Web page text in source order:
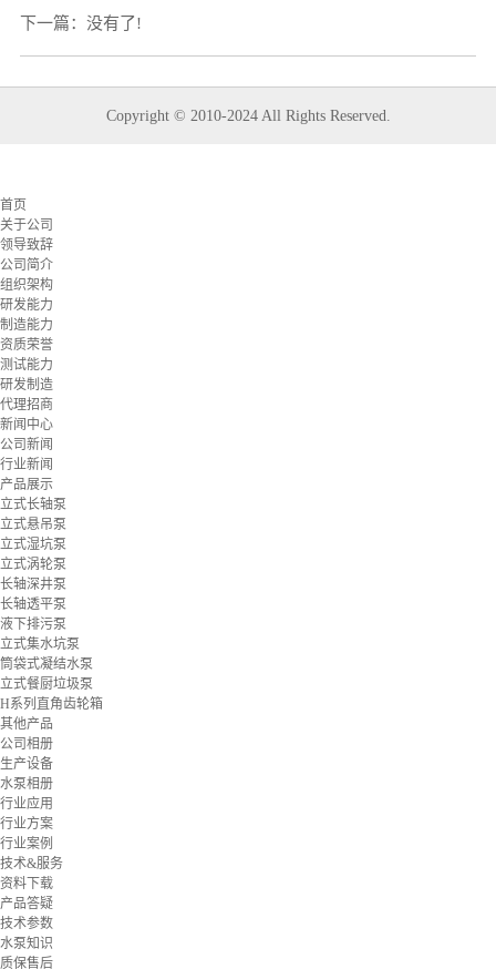
下一篇：没有了!
Copyright © 2010-2024 All Rights Reserved.
首页
关于公司
领导致辞
公司简介
组织架构
研发能力
制造能力
资质荣誉
测试能力
研发制造
代理招商
新闻中心
公司新闻
行业新闻
产品展示
立式长轴泵
立式悬吊泵
立式湿坑泵
立式涡轮泵
长轴深井泵
长轴透平泵
液下排污泵
立式集水坑泵
筒袋式凝结水泵
立式餐厨垃圾泵
H系列直角齿轮箱
其他产品
公司相册
生产设备
水泵相册
行业应用
行业方案
行业案例
技术&服务
资料下载
产品答疑
技术参数
水泵知识
质保售后